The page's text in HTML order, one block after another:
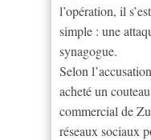
l’opération, il
simple : une
synagogue.
Selon
acheté un
commercial de
réseaux sociaux